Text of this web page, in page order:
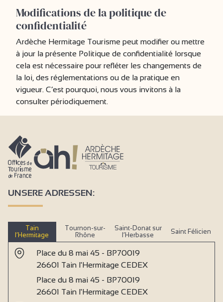
Modifications de la politique de
confidentialité
Ardèche Hermitage Tourisme peut modifier ou mettre
à jour la présente Politique de confidentialité lorsque
cela est nécessaire pour refléter les changements de
la loi, des réglementations ou de la pratique en
vigueur. C’est pourquoi, nous vous invitons à la
consulter périodiquement.
UNSERE ADRESSEN:
Tain
l’Hermitage
Tournon-sur-
Rhône
Saint-Donat sur
l’Herbasse
Saint Félicien
Place du 8 mai 45 - BP70019
26601 Tain l'Hermitage CEDEX
Place du 8 mai 45 - BP70019
26601 Tain l'Hermitage CEDEX